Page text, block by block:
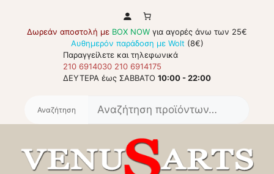
περιεχόμενο
Δωρεάν αποστολή με BOX NOW για αγορές άνω των 25€
Αυθημερόν παράδοση με Wolt (8€)
Παραγγείλετε και τηλεφωνικά
210 6914030 210 6914175
ΔΕΥΤΕΡΑ έως ΣΑΒΒΑΤΟ 10:00 - 22:00